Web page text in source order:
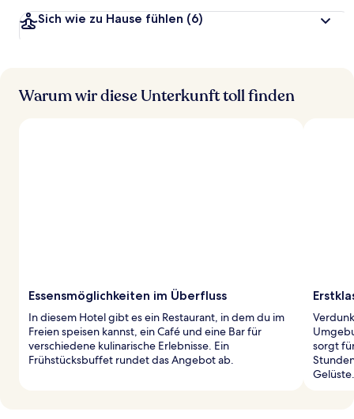
Sich wie zu Hause fühlen (6)
Warum wir diese Unterkunft toll finden
Essensmöglichkeiten im Überfluss
In diesem Hotel gibt es ein Restaurant, in dem du im
Freien speisen kannst, ein Café und eine Bar für
verschiedene kulinarische Erlebnisse. Ein
Frühstücksbuffet rundet das Angebot ab.
sorgt
Gelüste.